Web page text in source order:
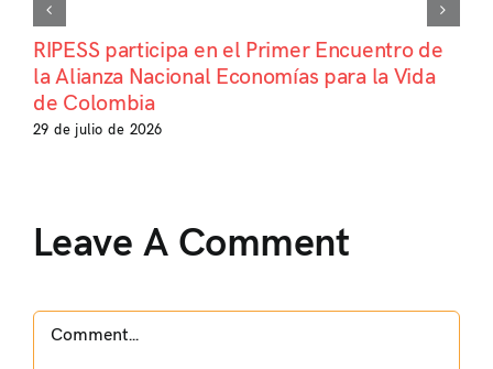
RIPESS participa en el Primer Encuentro de
la Alianza Nacional Economías para la Vida
de Colombia
29 de julio de 2026
Leave A Comment
Comment